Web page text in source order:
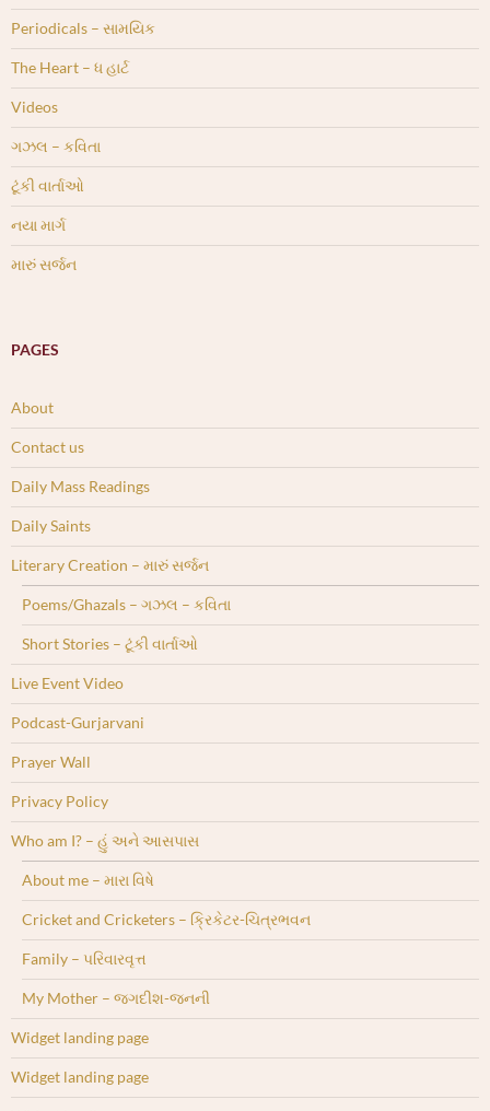
Periodicals – સામયિક
The Heart – ધ હાર્ટ
Videos
ગઝલ – કવિતા
ટૂંકી વાર્તાઓ
નયા માર્ગ
મારું સર્જન
PAGES
About
Contact us
Daily Mass Readings
Daily Saints
Literary Creation – મારું સર્જન
Poems/Ghazals – ગઝલ – કવિતા
Short Stories – ટૂંકી વાર્તાઓ
Live Event Video
Podcast-Gurjarvani
Prayer Wall
Privacy Policy
Who am I? – હું અને આસપાસ
About me – મારા વિષે
Cricket and Cricketers – ક્રિકેટર-ચિત્રભવન
Family – પરિવારવૃત્ત
My Mother – જગદીશ-જનની
Widget landing page
Widget landing page